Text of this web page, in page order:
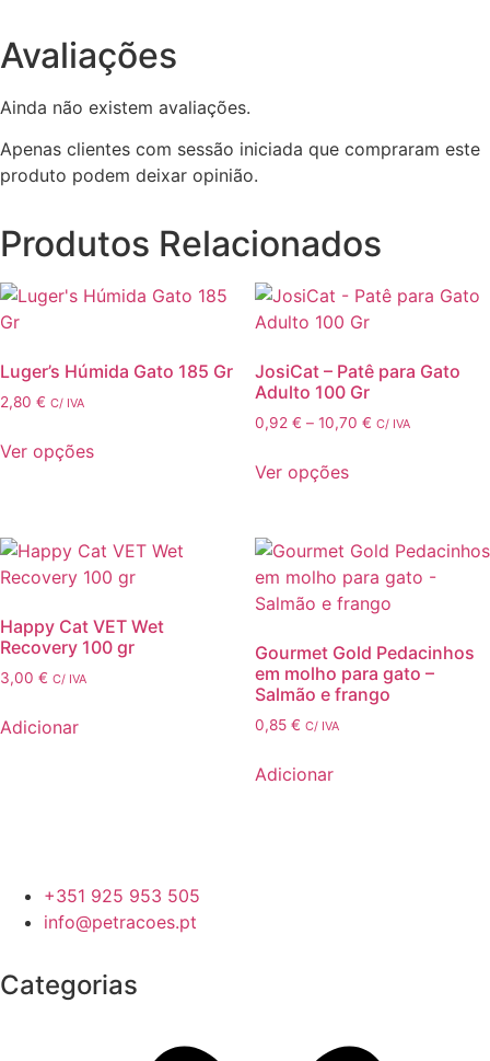
Avaliações
Ainda não existem avaliações.
Apenas clientes com sessão iniciada que compraram este
produto podem deixar opinião.
Produtos Relacionados
Luger’s Húmida Gato 185 Gr
2,80 € C/ IVA
Ver opções
multiple
variants.
options
may
be
on
JosiCat – Patê para Gato
Adulto 100 Gr
0,92 € – 10,70 €Price
C/ IVA
Ver opções
has
multiple
variants.
options
may
be
chosen
the
Happy Cat VET Wet
Recovery 100 gr
3,00 € C/ IVA
Adicionar
Gourmet Gold Pedacinhos
em molho para gato –
Salmão e frango
0,85 € C/ IVA
Adicionar
+351 925 953 505
info@petracoes.pt
Categorias